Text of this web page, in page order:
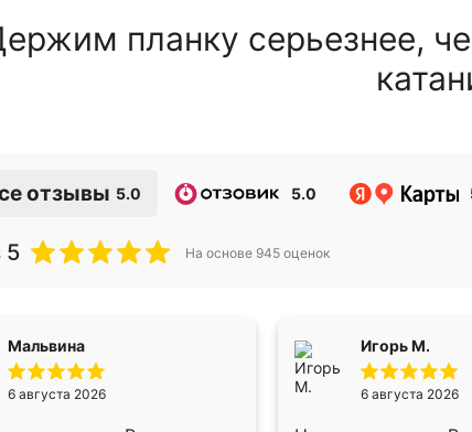
планку серьезнее,
отзывы 5.0 5.0
5 На основе 945 оценок
Мальвина
6 августа 2026
Игорь М.
6 августа 2026